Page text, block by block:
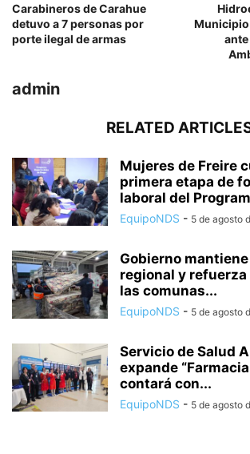
Carabineros de Carahue
detuvo a 7 personas por
porte ilegal de armas
Municipio
admin
RELATED
Mujeres de Freire
primera etapa de
laboral del
EquipoNDS - 5 de agosto
Gobierno
regional y refuerza
las comunas...
EquipoNDS - 5 de agosto
Servicio de Salud
expande
contará con...
EquipoNDS - 5 de agosto